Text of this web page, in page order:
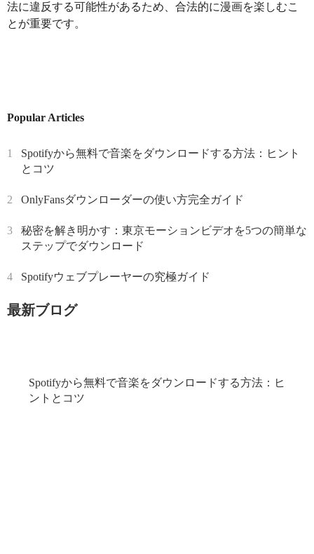
法に違反する可能性があるため、合法的に漫画を楽しむこ
とが重要です。
Popular Articles
1
Spotifyから無料で音楽をダウンロードする方法：ヒント
とコツ
2 OnlyFansダウンローダーの使い方完全ガイド
3
秘密を解き明かす：東京モーションビデオを5つの簡単な
ステップでダウンロード
4 Spotifyウェブプレーヤーの究極ガイド
最新ブログ
Spotifyから無料で音楽をダウンロードする方法：ヒ
ントとコツ